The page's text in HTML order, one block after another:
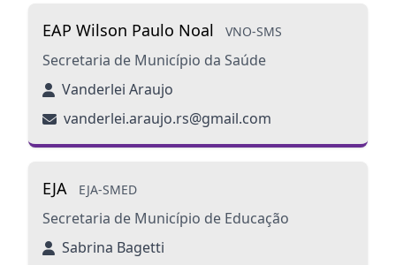
EAP Wilson Paulo Noal VNO-SMS
Secretaria de Município da Saúde
Vanderlei Araujo
vanderlei.araujo.rs@gmail.com
EJA EJA-SMED
Secretaria de Município de Educação
Sabrina Bagetti